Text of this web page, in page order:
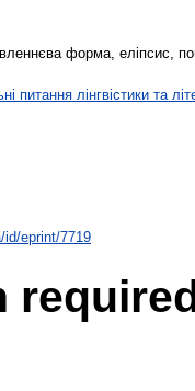
форма, еліпсис,
питання лінгвістики та
eprint/7719